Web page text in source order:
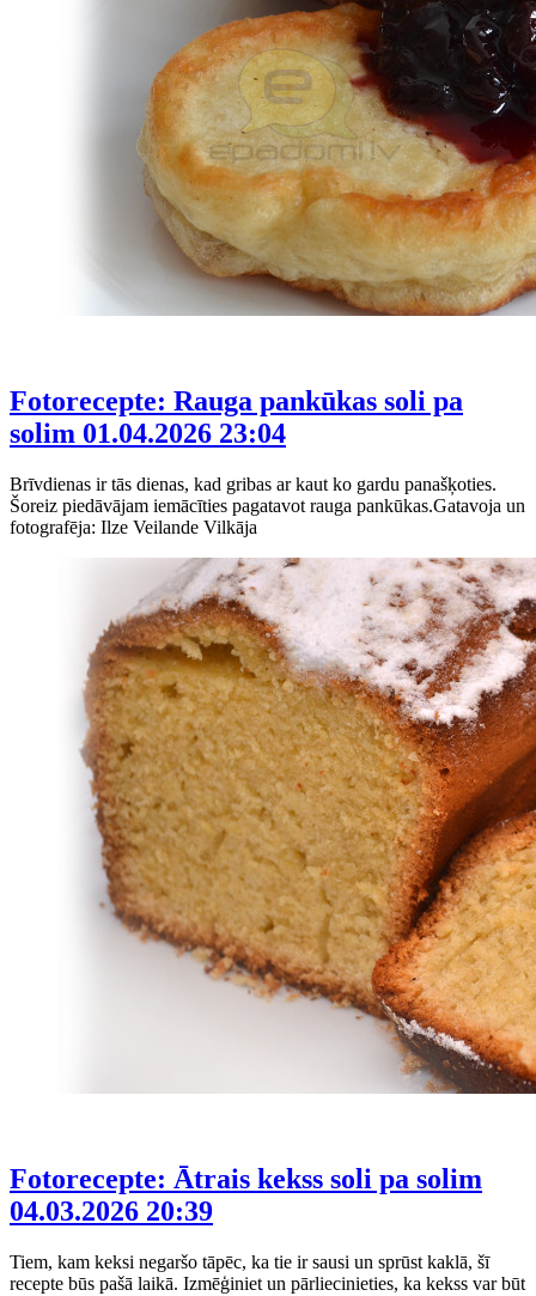
Fotorecepte: Rauga pankūkas soli pa
solim 01.04.2026 23:04
Brīvdienas ir tās dienas, kad gribas ar kaut ko gardu panašķoties.
Šoreiz piedāvājam iemācīties pagatavot rauga pankūkas.Gatavoja un
fotografēja: Ilze Veilande Vilkāja
Fotorecepte: Ātrais kekss soli pa solim
04.03.2026 20:39
Tiem, kam keksi negaršo tāpēc, ka tie ir sausi un sprūst kaklā, šī
recepte būs pašā laikā. Izmēģiniet un pārliecinieties, ka kekss var būt